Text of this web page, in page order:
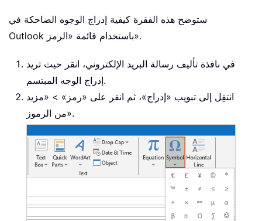
ستوضح هذه الفقرة كيفية إدراج الوجوه الضاحكة في
Outlook باستخدام قائمة «الرمز».
في نافذة تأليف رسالة البريد الإلكتروني، انقر حيث تريد
إدراج الوجه المبتسم.
انتقِل إلى تبويب «إدراج»، ثم انقر على «رمز» > «مزيد
من الرموز».